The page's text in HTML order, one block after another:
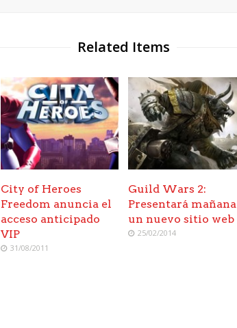
Related Items
City of Heroes
Freedom anuncia el
acceso anticipado
VIP
31/08/2011
Guild Wars 2:
Presentará mañana
un nuevo sitio web
25/02/2014